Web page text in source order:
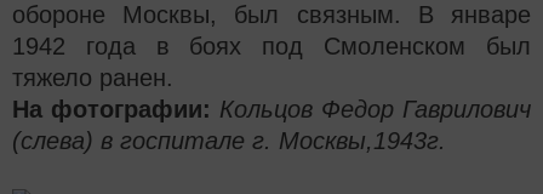
обороне Москвы, был связным. В январе
1942 года в боях под Смоленском был
тяжело ранен.
На фотографии: Кольцов Федор Гаврилович
(слева) в госпитале г. Москвы,1943г.